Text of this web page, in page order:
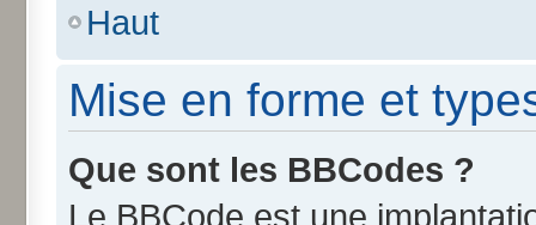
Haut
Mise en forme et
Que sont les BBCodes ?
Le BBCode est une